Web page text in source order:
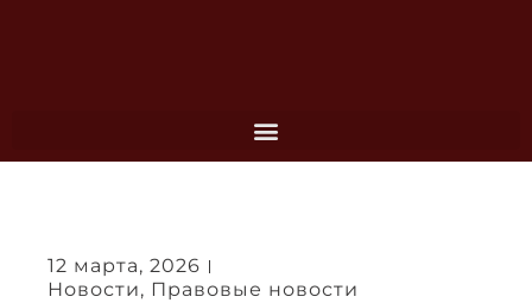
12 марта, 2026
Новости, Правовые новости